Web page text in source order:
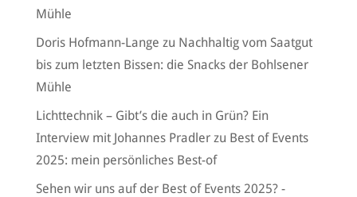
Mühle
Doris Hofmann-Lange zu Nachhaltig vom Saatgut
bis zum letzten Bissen: die Snacks der Bohlsener
Mühle
Lichttechnik – Gibt’s die auch in Grün? Ein
Interview mit Johannes Pradlerzu Best of Events
2025: mein persönliches Best-of
Sehen wir uns auf der Best of Events 2025? -